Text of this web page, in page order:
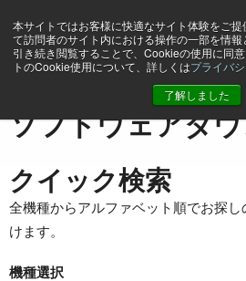
本サイトではお客様に快適なサイト体験をご
て訪問者のサイト内における操作の一部を情
引き続き閲覧することで、Cookieの使用に同
トのCookie使用について、詳しくはプライバ
了解しました
ソフトウェアダウン
ソフトウェアダ
クイック検索
全機種からアルファベット順でお探
けます。
機種選択